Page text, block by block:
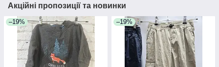
Акційні пропозиції та новинки
–19% –19%